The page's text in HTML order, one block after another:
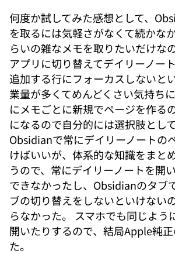
何度か試してみた感想として、
を取るには気軽さがなくて続かな
らいの雑なメモを取りたいだけな
アプリに切り替えてデイリーノー
追加する行にフォーカスしないと
業量が多くてめんどくさい気持ち
にメモごとに新規でページを作る
になるので自分的には選択肢とし
Obsidianで常にデイリーノートの
けばいいが、体系的な知識をまと
うので、常にデイリーノートを開
できなかったし、Obsidianのタブ
ブの切り替えをしないといけない
らなかった。 スマホでも同じよう
開いたりするので、結局Apple純
た。